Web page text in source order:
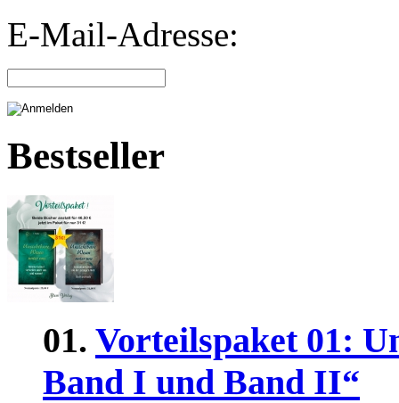
E-Mail-Adresse:
Bestseller
01. Vorteilspaket 01:
Band I und Band II“